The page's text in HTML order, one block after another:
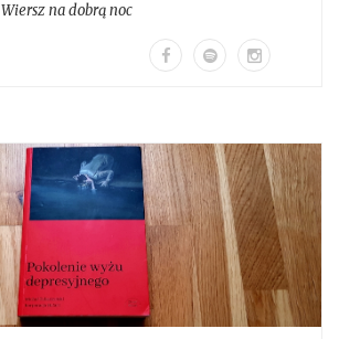
Wiersz na dobrą noc